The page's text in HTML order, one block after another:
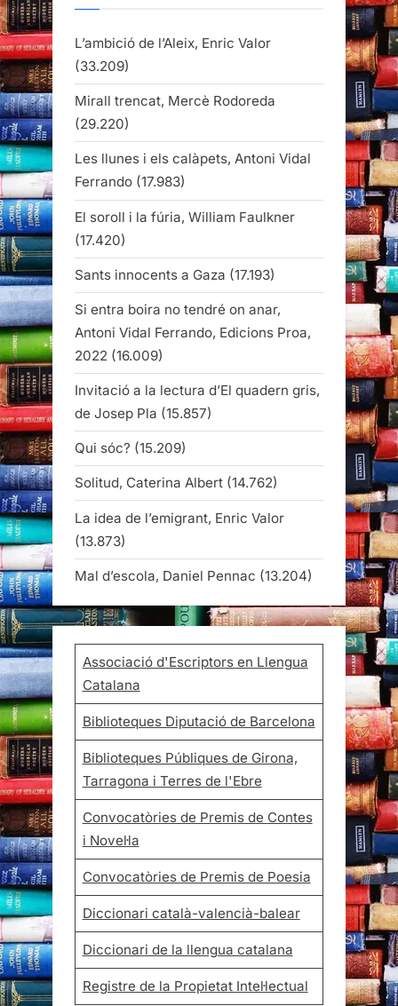
L’ambició de l’Aleix, Enric Valor
(33.209)
Mirall trencat, Mercè Rodoreda
(29.220)
Les llunes i els calàpets, Antoni Vidal
Ferrando (17.983)
El soroll i la fúria, William Faulkner
(17.420)
Sants innocents a Gaza (17.193)
Si entra boira no tendré on anar,
Antoni Vidal Ferrando, Edicions Proa,
2022 (16.009)
Invitació a la lectura d’El quadern gris,
de Josep Pla (15.857)
Qui sóc? (15.209)
Solitud, Caterina Albert (14.762)
La idea de l’emigrant, Enric Valor
(13.873)
Mal d’escola, Daniel Pennac (13.204)
Associació d'Escriptors en Llengua
Catalana
Biblioteques Diputació de Barcelona
Biblioteques Públiques de Girona,
Tarragona i Terres de l'Ebre
Convocatòries de Premis de Contes
i Novel·la
Convocatòries de Premis de Poesia
Diccionari català-valencià-balear
Diccionari de la llengua catalana
Registre de la Propietat Intel·lectual